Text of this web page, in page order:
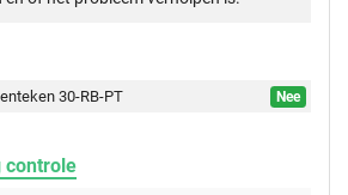
30-RB-PT
Nee
controle